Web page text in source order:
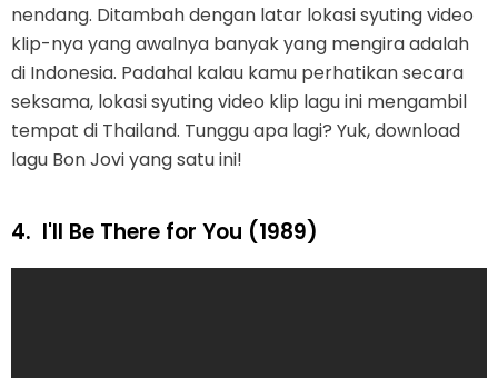
nendang. Ditambah dengan latar lokasi syuting video
klip-nya yang awalnya banyak yang mengira adalah
di Indonesia. Padahal kalau kamu perhatikan secara
seksama, lokasi syuting video klip lagu ini mengambil
tempat di Thailand. Tunggu apa lagi? Yuk, download
lagu Bon Jovi yang satu ini!
4. I'll Be There for You (1989)